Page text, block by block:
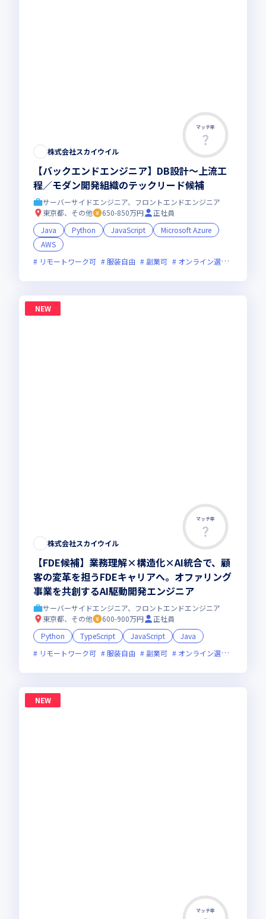
マッチ率
株式会社スカイウイル
【バックエンドエンジニア】DB設計〜上流工
程／モダン開発組織のテックリード候補
サーバーサイドエンジニア、フロントエンドエンジニア
東京都、その他
650-850万円
正社員
Java
Python JavaScript
Microsoft Azure
AWS
リモートワーク可
服装自由 副業可 オンライン選考可
NEW
マッチ率
株式会社スカイウイル
【FDE候補】業務理解×構造化×AI統合で、顧
客の変革を担うFDEキャリアへ。オファリング
事業を共創するAI駆動開発エンジニア
サーバーサイドエンジニア、フロントエンドエンジニア
東京都、その他
600-900万円
正社員
Python
TypeScript JavaScript
Java
リモートワーク可
服装自由 副業可 オンライン選考可
NEW
マッチ率